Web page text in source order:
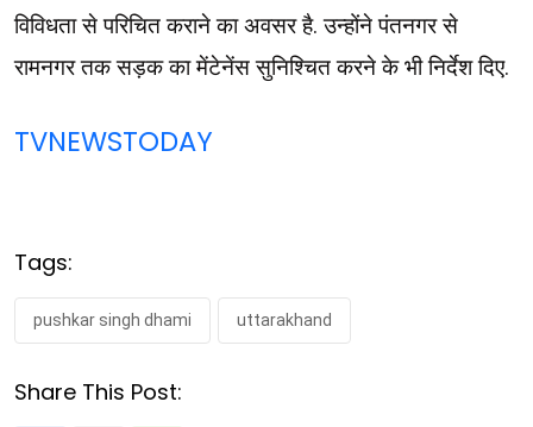
विविधता से परिचित कराने का अवसर है. उन्होंने पंतनगर से
रामनगर तक सड़क का मेंटेनेंस सुनिश्चित करने के भी निर्देश दिए.
TVNEWSTODAY
Tags:
pushkar singh dhami uttarakhand
Share This Post: